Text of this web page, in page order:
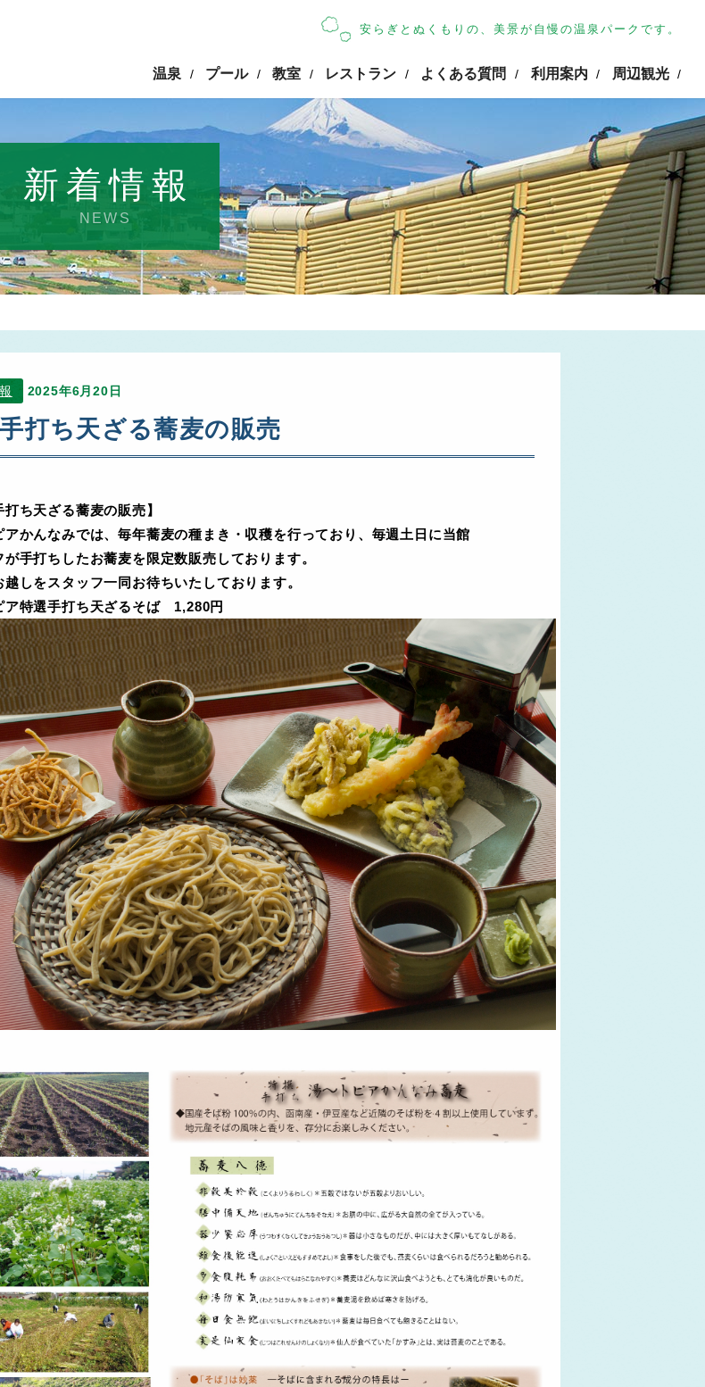
安らぎとぬくもりの、美景が自慢の温泉パークです。
温泉 / プール / 教室 / レストラン / よくある質問 / 利用案内 / 周辺観光 /
新着情報
NEWS
2025年6月20日
打ち天ざる蕎麦の販売
打ち天ざる蕎麦の販売】
アかんなみでは、毎年蕎麦の種まき・収穫を行っており、毎週土日に当館
が手打ちしたお蕎麦を限定数販売しております。
越しをスタッフ一同お待ちいたしております。
ア特選手打ち天ざるそば 1,280円